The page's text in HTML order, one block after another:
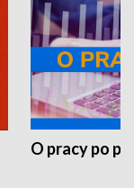
O pracy po